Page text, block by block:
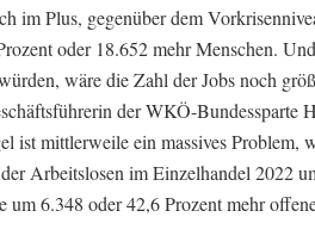
im Plus, gegenüber dem
oder 18.652 mehr Menschen.
wäre die Zahl der Jobs noch
der WKÖ-Bundessparte
ist mittlerweile ein massives Problem,
Arbeitslosen im Einzelhandel 2022
um 6.348 oder 42,6 Prozent mehr